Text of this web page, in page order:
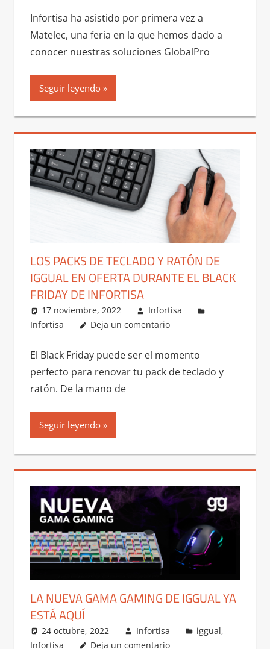
Infortisa ha asistido por primera vez a
Matelec, una feria en la que hemos dado a
conocer nuestras soluciones GlobalPro
Seguir leyendo
LOS PACKS DE TECLADO Y RATÓN DE
IGGUAL EN OFERTA DURANTE EL BLACK
FRIDAY DE INFORTISA
17 noviembre, 2022
Infortisa
Infortisa
Deja un comentario
El Black Friday puede ser el momento
perfecto para renovar tu pack de teclado y
ratón. De la mano de
Seguir leyendo
LA NUEVA GAMA GAMING DE IGGUAL YA
ESTÁ AQUÍ
24 octubre, 2022 Infortisa iggual,
Infortisa
Deja un comentario